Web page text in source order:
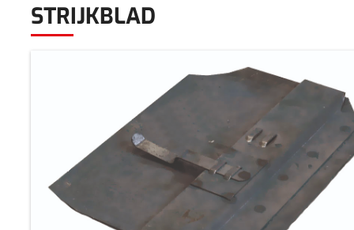
STRIJKBLAD